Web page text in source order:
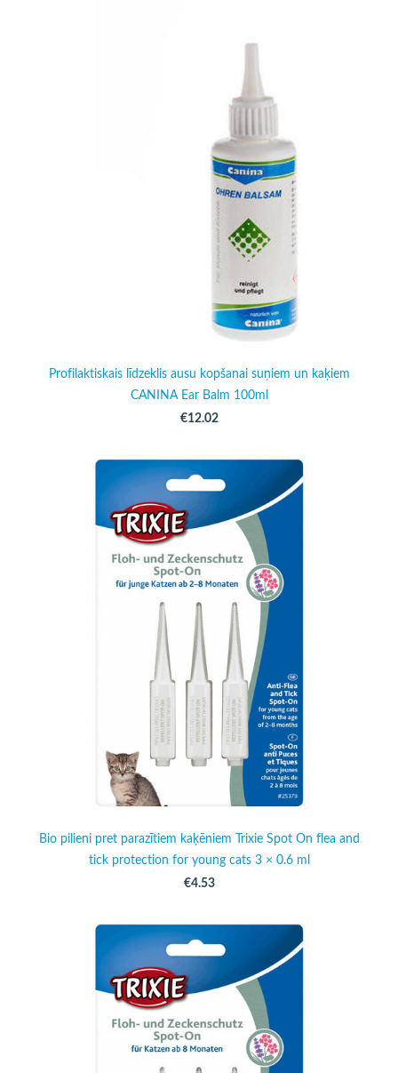
Profilaktiskais līdzeklis ausu kopšanai suņiem un kaķiem
CANINA Ear Balm 100ml
€12.02
Bio pilieni pret parazītiem kaķēniem Trixie Spot On flea and
tick protection for young cats 3 × 0.6 ml
€4.53